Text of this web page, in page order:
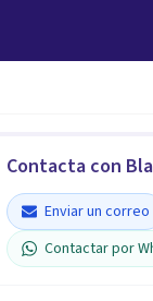
Contacta con
Enviar un correo
Contactar por